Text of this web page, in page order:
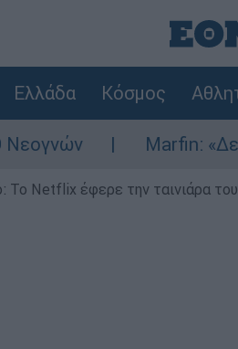
Ελλάδα Κόσμος
Marfin: «Δεν έχω
Το Netflix έφερε την ταινιάρα